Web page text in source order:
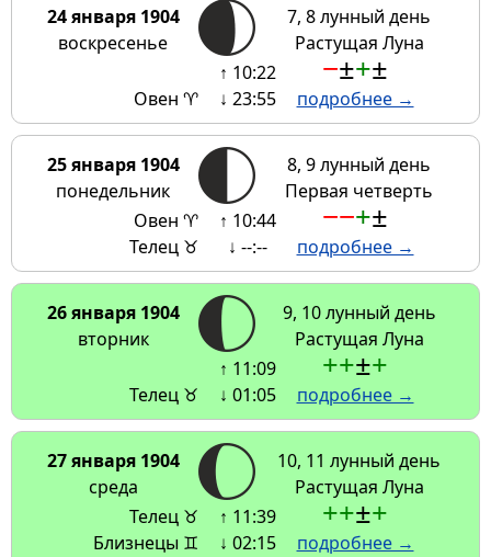
24 января 1904
воскресенье
7, 8 лунный день
Растущая Луна
Овен ♈
↑ 10:22
↓ 23:55
−±+±
подробнее →
25 января 1904
понедельник
8, 9 лунный день
Первая четверть
Овен ♈
Телец ♉
↑ 10:44
↓ --:--
−−+±
подробнее →
26 января 1904
вторник
9, 10 лунный день
Растущая Луна
Телец ♉
↑ 11:09
↓ 01:05
++±+
подробнее →
27 января 1904
среда
10, 11 лунный день
Растущая Луна
Телец ♉
Близнецы ♊
↑ 11:39
↓ 02:15
++±+
подробнее →